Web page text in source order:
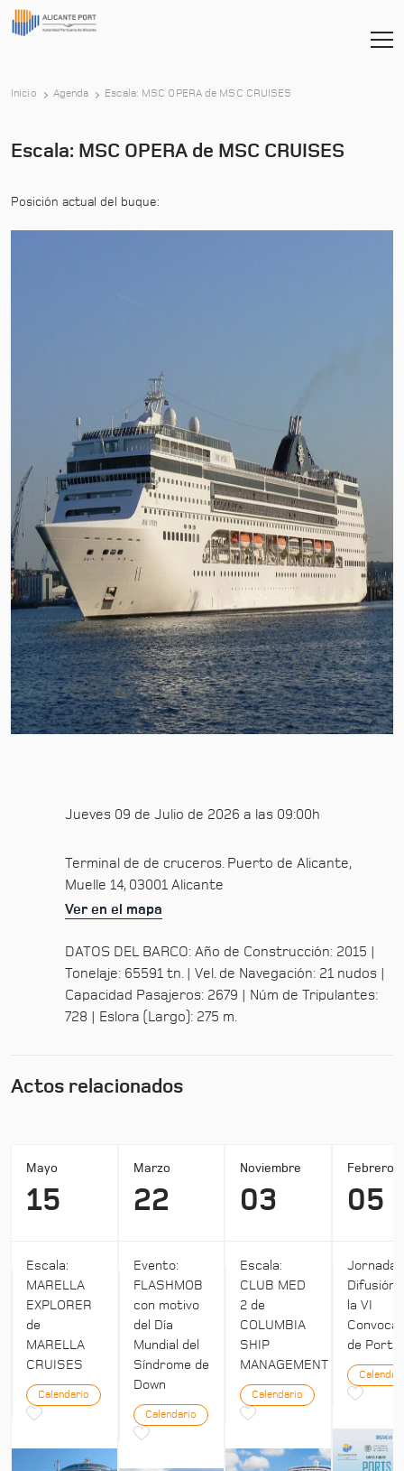
Inicio Agenda Escala: MSC OPERA de MSC CRUISES
Escala: MSC OPERA de MSC CRUISES
Posición actual del buque:
Jueves 09 de Julio de 2026 a las 09:00h
Terminal de de cruceros. Puerto de Alicante,
Muelle 14, 03001 Alicante
Ver en el mapa
DATOS DEL BARCO: Año de Construcción: 2015 |
Tonelaje: 65591 tn. | Vel. de Navegación: 21 nudos |
Capacidad Pasajeros: 2679 | Núm de Tripulantes:
728 | Eslora (Largo): 275 m.
Actos relacionados
Mayo
15
Escala:
MARELLA
EXPLORER
de
MARELLA
CRUISES
Calendario
Marzo
22
Evento:
FLASHMOB
con motivo
del Día
Mundial del
Síndrome de
Down
Calendario
Noviembre
03
Escala:
CLUB MED
2 de
COLUMBIA
SHIP
MANAGEMENT
Calendario
Febrero
05
Jornada:
Difusión
la VI
de Ports